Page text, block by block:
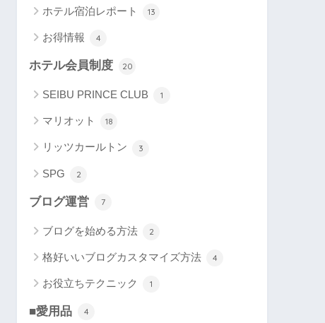
ホテル宿泊レポート 13
お得情報 4
ホテル会員制度 20
SEIBU PRINCE CLUB 1
マリオット 18
リッツカールトン 3
SPG 2
ブログ運営 7
ブログを始める方法 2
格好いいブログカスタマイズ方法 4
お役立ちテクニック 1
■愛用品 4